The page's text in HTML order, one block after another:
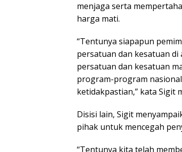
menjaga serta
harga mati.
“Tentunya siapapun
persatuan dan kesatuan
persatuan dan kesatuan
program-program
ketidakpastian,” kata Sigit
Disisi lain, Sigit
pihak untuk mencegah
“Tentunya kita telah